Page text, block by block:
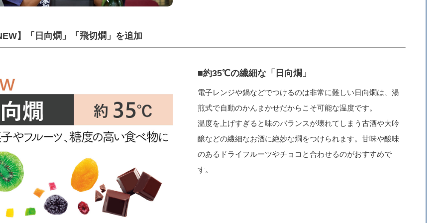
】「日向燗」「飛切燗」を追加
■約35℃の繊細な「日向燗」
電子レンジや鍋などでつけるのは非常に難しい日向燗は、湯
煎式で自動のかんまかせだからこそ可能な温度です。
温度を上げすぎると味のバランスが壊れてしまう古酒や大吟
醸などの繊細なお酒に絶妙な燗をつけられます。甘味や酸味
のあるドライフルーツやチョコと合わせるのがおすすめで
す。